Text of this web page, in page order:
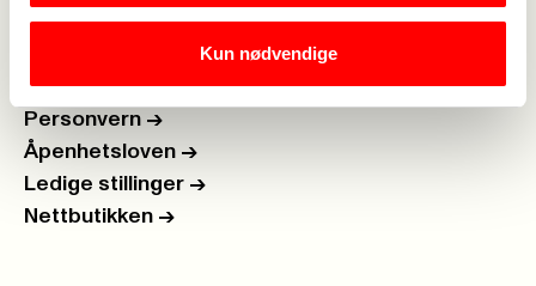
Kun nødvendige
Brosjyrer og materiell ->
Personvern ->
Åpenhetsloven ->
Ledige stillinger ->
Nettbutikken ->